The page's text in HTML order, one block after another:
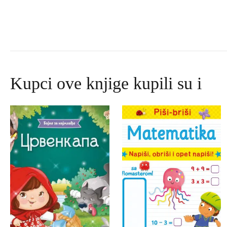
Kupci ove knjige kupili su i
Izvorna
cijena
je:
79,00 DKK.
Trenutna
cijena
je:
69,00 DKK.